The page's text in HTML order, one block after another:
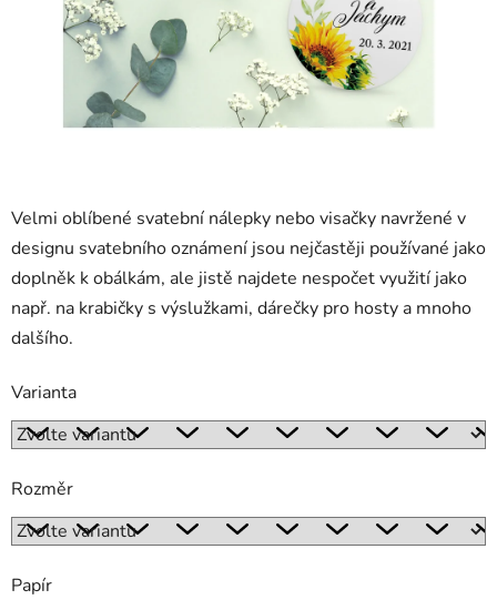
Velmi oblíbené svatební nálepky nebo visačky navržené v
designu svatebního oznámení jsou nejčastěji používané jako
doplněk k obálkám, ale jistě najdete nespočet využití jako
např. na krabičky s výslužkami, dárečky pro hosty a mnoho
dalšího.
Varianta
Rozměr
Papír